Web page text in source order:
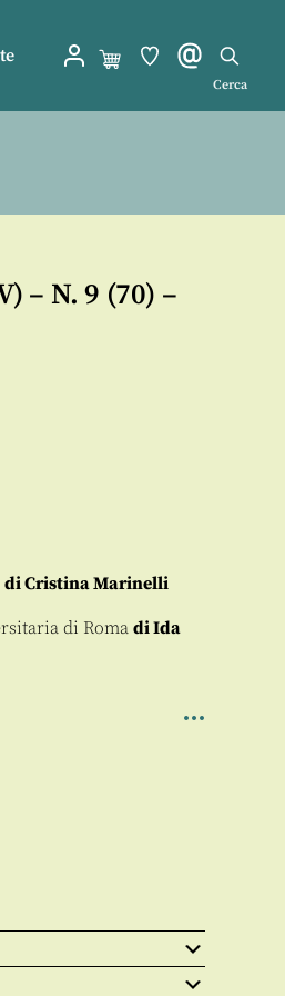
Cerca
– N. 9 (70) –
di Cristina Marinelli
di Romadi Ida